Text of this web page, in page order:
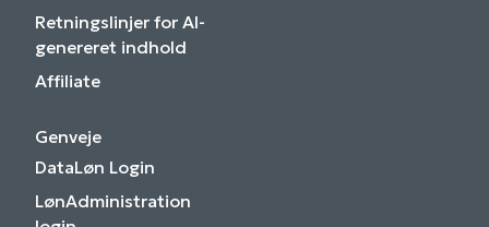
Retningslinjer for AI-
genereret indhold
Affiliate
Genveje
DataLøn Login
LønAdministration